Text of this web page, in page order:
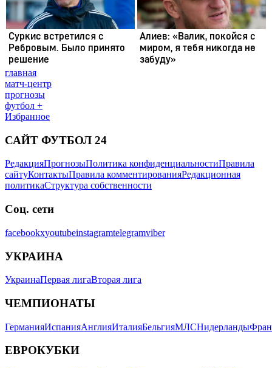
главная
матч-центр
прогнозы
футбол +
Избранное
САЙТ ФУТБОЛ 24
РедакцияПрогнозыПолитика конфиденциальностиПравила
сайтуКонтактыПравила комментированияРедакционная
политикаСтруктура собственности
Соц. сети
facebookxyoutubeinstagramtelegramviber
УКРАИНА
УкраинаПервая лигаВторая лига
ЧЕМПИОНАТЫ
ГерманияИспанияАнглияИталияБельгияМЛСНидерланды
ЕВРОКУБКИ